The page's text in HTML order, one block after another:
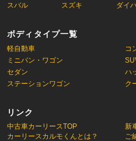
スバル
スズキ ダイ
ボディタイプ一覧
軽自動車
コ
ミニバン・ワゴン
セダン
ハ
ステーションワゴン
ク
リンク
中古車カーリースTOP
カーリースカルモくんとは？
新
ご